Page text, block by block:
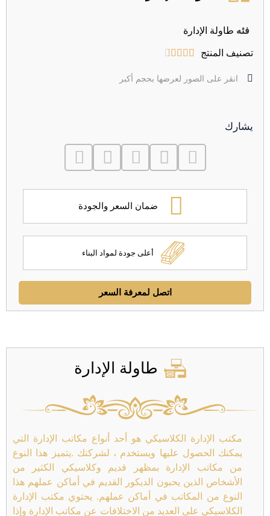
فئه طاولة الإدارة
تصنيف المنتج 




انقر على الصور لعرضها بحجم أكبر
يشارك
ضمان السعر والجودة
أعلى جودة لمواد البناء
اتصل لمعرفة السعر
طاولة الإدارة
مكتب الإدارة الكلاسيكي هو أحد أنواع مكاتب الإدارة التي
يمكنك الحصول عليها ويستخدم ، لشركتك .يتميز هذا النوع
من مكاتب الإدارة بمظهر قديم وكلاسيكي الكثير من
الأشخاص الذين يحبون الديكور القديم في أماكن عملهم هذا
النوع من المكاتب في أماكن عملهم. يحتوي مكتب الإدارة
الكلاسيكي على العديد من الاختلافات عن مكاتب الإدارة وإذا